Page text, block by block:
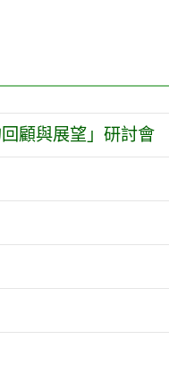
顧與展望」研討會